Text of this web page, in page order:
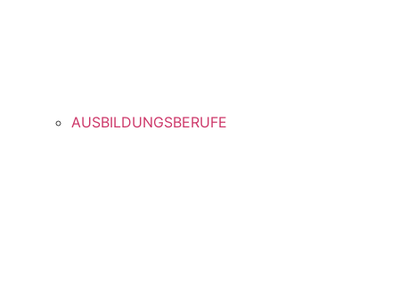
AUSBILDUNGSBERUFE